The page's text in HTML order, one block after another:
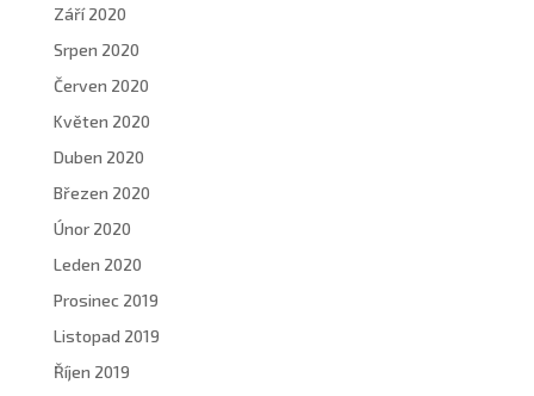
Září 2020
Srpen 2020
Červen 2020
Květen 2020
Duben 2020
Březen 2020
Únor 2020
Leden 2020
Prosinec 2019
Listopad 2019
Říjen 2019